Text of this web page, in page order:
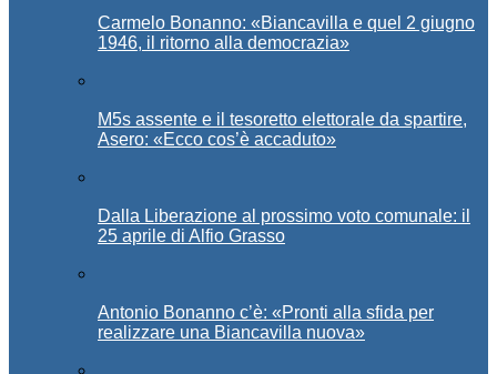
Carmelo Bonanno: «Biancavilla e quel 2 giugno
1946, il ritorno alla democrazia»
M5s assente e il tesoretto elettorale da spartire,
Asero: «Ecco cos’è accaduto»
Dalla Liberazione al prossimo voto comunale: il
25 aprile di Alfio Grasso
Antonio Bonanno c’è: «Pronti alla sfida per
realizzare una Biancavilla nuova»